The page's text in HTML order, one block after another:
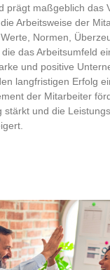
prägt maßgeblich das
Arbeitsweise der
Normen,
das Arbeitsumfeld
und positive
langfristigen Erfolg
der Mitarbeiter
stärkt und die